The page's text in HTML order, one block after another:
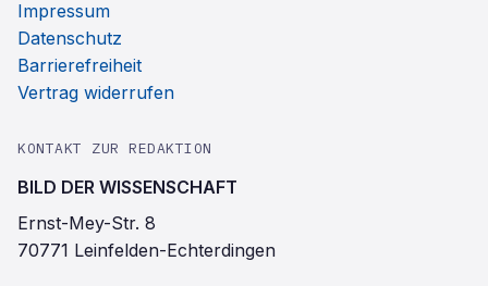
Impressum
Datenschutz
Barrierefreiheit
Vertrag widerrufen
KONTAKT ZUR REDAKTION
BILD DER WISSENSCHAFT
Ernst-Mey-Str. 8
70771 Leinfelden-Echterdingen